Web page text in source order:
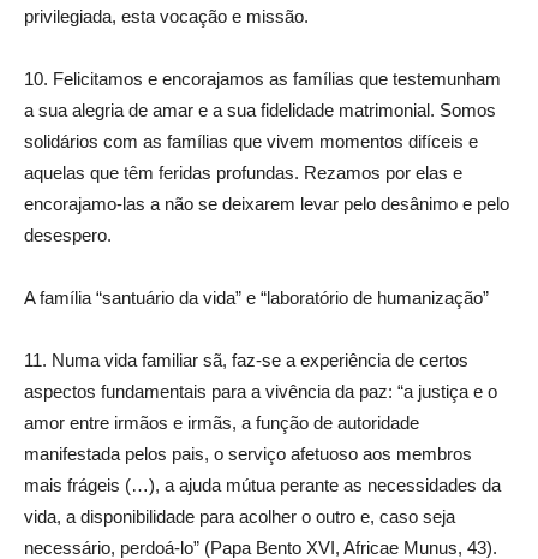
privilegiada, esta vocação e missão.
10. Felicitamos e encorajamos as famílias que testemunham
a sua alegria de amar e a sua fidelidade matrimonial. Somos
solidários com as famílias que vivem momentos difíceis e
aquelas que têm feridas profundas. Rezamos por elas e
encorajamo-las a não se deixarem levar pelo desânimo e pelo
desespero.
A família “santuário da vida” e “laboratório de humanização”
11. Numa vida familiar sã, faz-se a experiência de certos
aspectos fundamentais para a vivência da paz: “a justiça e o
amor entre irmãos e irmãs, a função de autoridade
manifestada pelos pais, o serviço afetuoso aos membros
mais frágeis (…), a ajuda mútua perante as necessidades da
vida, a disponibilidade para acolher o outro e, caso seja
necessário, perdoá-lo” (Papa Bento XVI, Africae Munus, 43).